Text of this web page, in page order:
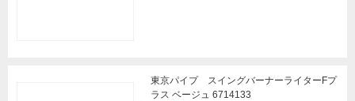
東京パイプ スイングバーナーライターFプ
ラス ベージュ 6714133